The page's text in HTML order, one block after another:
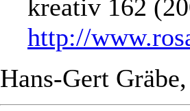
kreativ 162
http://
Hans-Gert